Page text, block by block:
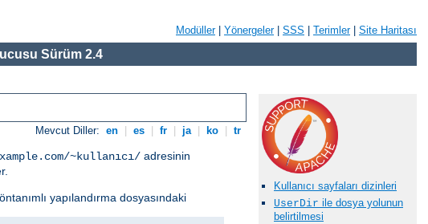
Modüller| Yönergeler| SSS Terimler| Site Haritası
Sürüm 2.4
Mevcut Diller: en es fr ja ko tr
~kullanıcı/ adresinin
öntanımlı yapılandırma dosyasındaki
Kullanıcı sayfaları dizinleri
UserDir ile dosya yolunun
belirtilmesi